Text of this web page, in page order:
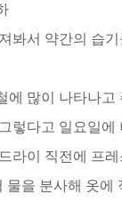
봐서 약간의 습
에 많이 나타나고
렇다고 일요일에
라이 직전에 프
물을 분사해 옷에